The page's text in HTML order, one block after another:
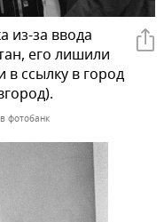
из-за ввода
его лишили
в ссылку в город
фотобанк